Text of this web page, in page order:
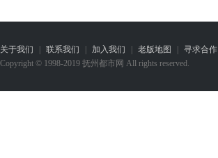
关于我们 | 联系我们 | 加入我们 | 老版地图 | 寻求合作
Copyright © 1998-2019 抚州都市网 All rights reserved.